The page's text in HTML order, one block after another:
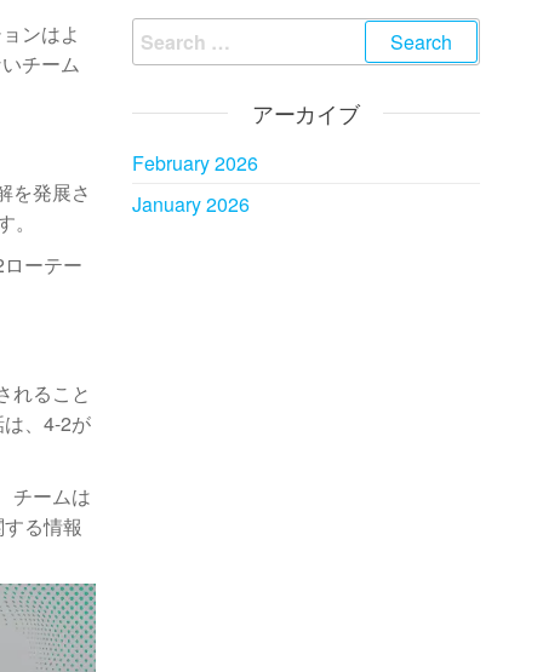
ンはよ
チーム
を発展さ
ーテー
れること
、4-2が
チームは
る情報
Search
for:
アーカイブ
February 2026
January 2026